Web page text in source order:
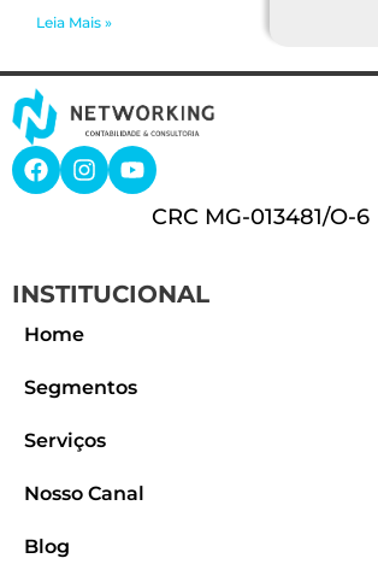
Leia Mais »
CRC MG-013481/O-6
INSTITUCIONAL
Home
Segmentos
Serviços
Nosso Canal
Blog